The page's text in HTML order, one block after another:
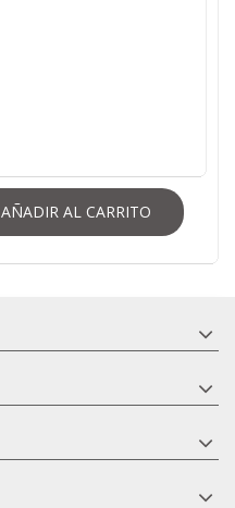
AÑADIR AL CARRITO